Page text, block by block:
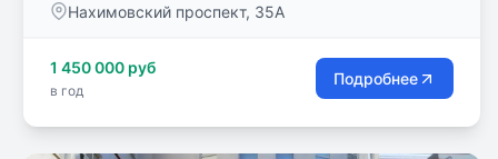
ребенку
Нахимовский проспект, 35А
1 450 000 руб
в год
Подробнее